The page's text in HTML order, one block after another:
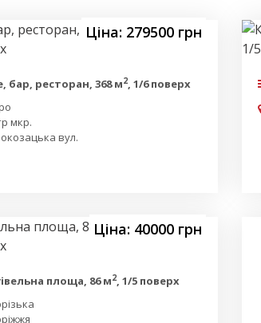
Ціна: 279500 грн
бар, ресторан, 368 м2, 1/6 поверх
мкр.
вул.
Ціна: 40000 грн
площа, 86 м2, 1/5 поверх